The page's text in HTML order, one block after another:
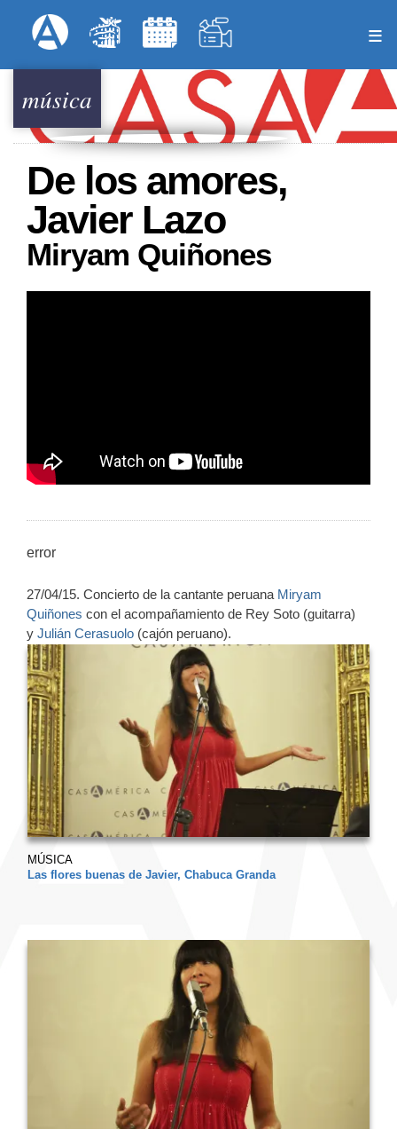
al
principal
Menú Superior
música
De los amores,
Javier Lazo
Miryam Quiñones
error
27/04/15. Concierto de la cantante peruana Miryam
Quiñones con el acompañamiento de Rey Soto (guitarra)
y Julián Cerasuolo (cajón peruano).
MÚSICA
Las flores buenas de Javier, Chabuca Granda